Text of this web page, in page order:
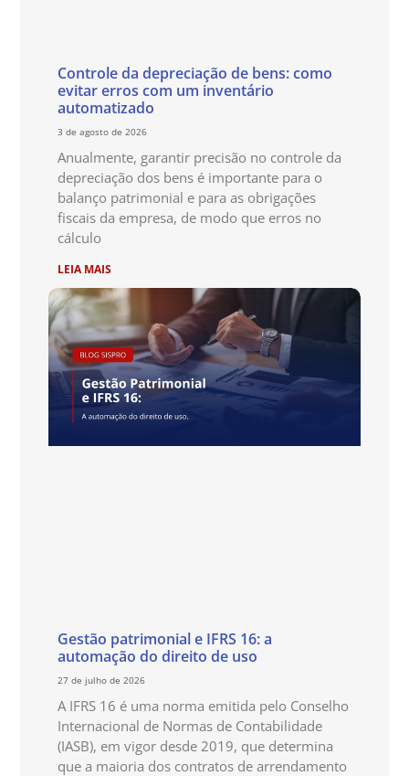
Controle da depreciação de bens: como
evitar erros com um inventário
automatizado
3 de agosto de 2026
Anualmente, garantir precisão no controle da
depreciação dos bens é importante para o
balanço patrimonial e para as obrigações
fiscais da empresa, de modo que erros no
cálculo
LEIA MAIS
Gestão patrimonial e IFRS 16: a
automação do direito de uso
27 de julho de 2026
A IFRS 16 é uma norma emitida pelo Conselho
Internacional de Normas de Contabilidade
(IASB), em vigor desde 2019, que determina
que a maioria dos contratos de arrendamento